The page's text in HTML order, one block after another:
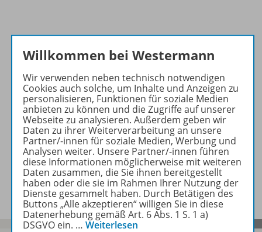
Beschreibung
Zugehörige Produkte
Video
Willkommen bei Westermann
Wir verwenden neben technisch notwendigen
Cookies auch solche, um Inhalte und Anzeigen zu
personalisieren, Funktionen für soziale Medien
anbieten zu können und die Zugriffe auf unserer
Webseite zu analysieren. Außerdem geben wir
Daten zu ihrer Weiterverarbeitung an unsere
Partner/-innen für soziale Medien, Werbung und
Analysen weiter. Unsere Partner/-innen führen
diese Informationen möglicherweise mit weiteren
Daten zusammen, die Sie ihnen bereitgestellt
haben oder die sie im Rahmen Ihrer Nutzung der
Dienste gesammelt haben. Durch Betätigen des
Buttons „Alle akzeptieren“ willigen Sie in diese
Datenerhebung gemäß Art. 6 Abs. 1 S. 1 a)
DSGVO ein. … Weiterlesen